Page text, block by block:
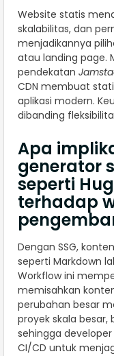
Website statis
skalabilitas, dan
menjadikannya
atau landing page.
pendekatan
CDN membuat
aplikasi modern.
dibanding
Apa
generator
seperti
terhadap
Dengan SSG,
seperti Markdown
Workflow ini
memisahkan
perubahan besar
proyek skala
sehingga
CI/CD untuk